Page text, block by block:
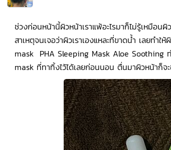
ช่วงก่อนหน้านี้ผิวหน้าเราแพ้อะไรมาก็ไม่รู้เหมือน
สาเหตุจนเจอว่าผิวเราเองแหละที่ขาดน้ำ เลยทำใ
mask PHA Sleeping Mask Aloe Soothing ท
mask ที่ทาทิ้งไว้ได้เลยก่อนนอน ตื่นมาผิวหน้าก็